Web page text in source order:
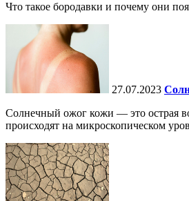
Что такое бородавки и почему они
27.07.2023
Солнечный ожог кожи — это острая
происходят на микроскопическом